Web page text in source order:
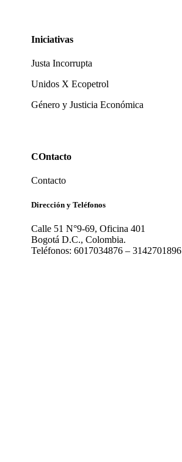
Iniciativas
Justa Incorrupta
Unidos X Ecopetrol
Género y Justicia Económica
COntacto
Contacto
Dirección y Teléfonos
Calle 51 N°9-69, Oficina 401
Bogotá D.C., Colombia.
Teléfonos: 6017034876 – 3142701896